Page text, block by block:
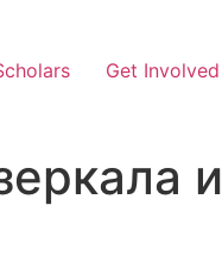
Get Involved
и